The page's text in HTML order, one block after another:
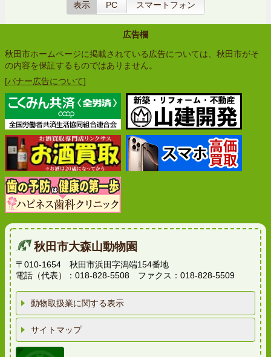
表示 PC スマートフォン
広告欄
秋田市ホームページに掲載されている広告については、秋田市がそ
の内容を保証するものではありません。
[バナー広告について]
秋田市大森山動物園
〒010-1654 秋田市浜田字潟端154番地
電話（代表）：018-828-5508 ファクス：018-828-5509
動物取扱業に関する表示
サイトマップ